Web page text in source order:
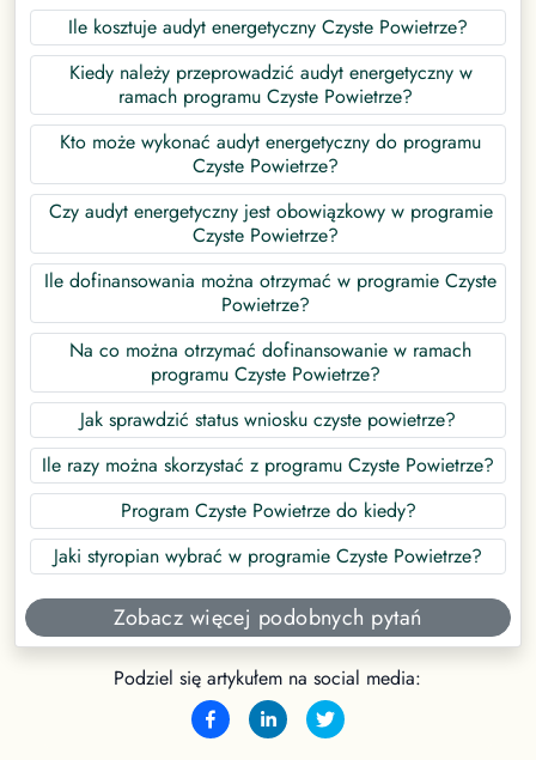
Ile kosztuje audyt energetyczny Czyste Powietrze?
Kiedy należy przeprowadzić audyt energetyczny w
ramach programu Czyste Powietrze?
Kto może wykonać audyt energetyczny do programu
Czyste Powietrze?
Czy audyt energetyczny jest obowiązkowy w programie
Czyste Powietrze?
Ile dofinansowania można otrzymać w programie Czyste
Powietrze?
Na co można otrzymać dofinansowanie w ramach
programu Czyste Powietrze?
Jak sprawdzić status wniosku czyste powietrze?
Ile razy można skorzystać z programu Czyste Powietrze?
Program Czyste Powietrze do kiedy?
Jaki styropian wybrać w programie Czyste Powietrze?
Zobacz więcej podobnych pytań
Podziel się artykułem na social media: